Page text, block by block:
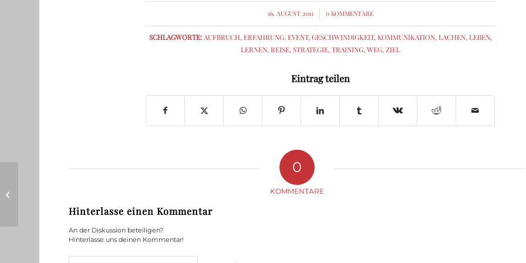
16. AUGUST 2011
/ 0 KOMMENTARE
SCHLAGWORTE: AUFBRUCH,ERFAHRUNG,EVENT,GESCHWINDIGKEIT,KOMMUNIKATION,LACHEN,LEBEN,
LERNEN,REISE,STRATEGIE,TRAINING,WEG,ZIEL
Eintrag teilen
0
KOMMENTARE
Hinterlasse einen Kommentar
An der Diskussion beteiligen?
Hinterlasse uns deinen Kommentar!